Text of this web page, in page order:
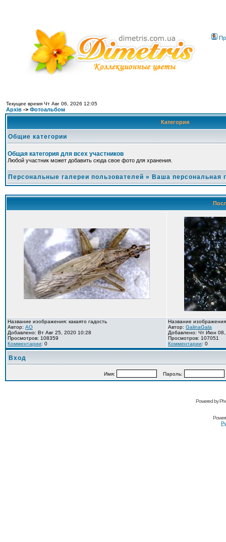
Текущее время Чт Авг 06, 2026 12:05
Архів -> Фотоальбом
Категория
Общие категории
Общая категория для всех участников
Любой участник может добавить сюда свое фото для хранения.
Персональные галереи пользователей » Ваша персональная
Название изображения: какаято гадость
Автор: AO
Добавлено: Вт Авг 25, 2020 10:28
Просмотров: 108359
Комментарии: 0
Название
Автор: GalinaGala
Добавлено: Чт Июн
Просмотров: 107051
Комментарии: 0
Вход
Имя: Пароль:
Powered by